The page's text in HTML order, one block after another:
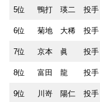
5位 鴨打 瑛二 投手
6位 菊地 大稀 投手
7位 京本 眞 投手
8位 富田 龍 投手
9位 川嵜 陽仁 投手